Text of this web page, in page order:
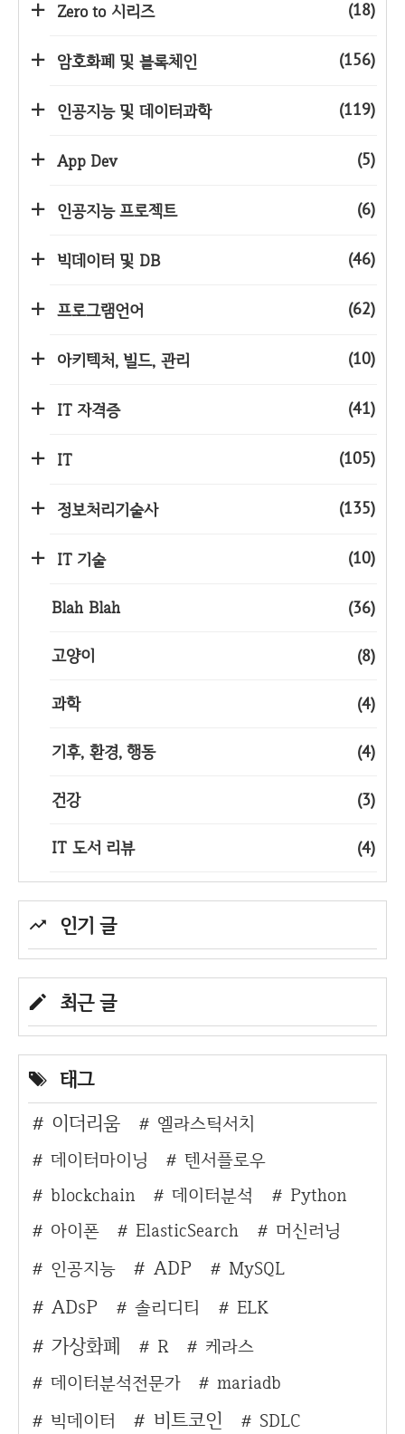
Zero to 시리즈 (18)
암호화폐 및 블록체인 (156)
인공지능 및 데이터과학 (119)
App Dev (5)
인공지능 프로젝트 (6)
빅데이터 및 DB (46)
프로그램언어 (62)
아키텍처, 빌드, 관리 (10)
IT 자격증 (41)
IT (105)
정보처리기술사 (135)
IT 기술 (10)
Blah Blah (36)
고양이 (8)
과학 (4)
기후, 환경, 행동 (4)
건강 (3)
IT 도서 리뷰 (4)
인기 글
최근 글
태그
이더리움
엘라스틱서치
데이터마이닝
텐서플로우
blockchain
데이터분석
Python
아이폰
ElasticSearch
머신러닝
인공지능
ADP MySQL
ADsP 솔리디티 ELK
가상화폐 R
케라스
데이터분석전문가
mariadb
빅데이터
비트코인
SDLC